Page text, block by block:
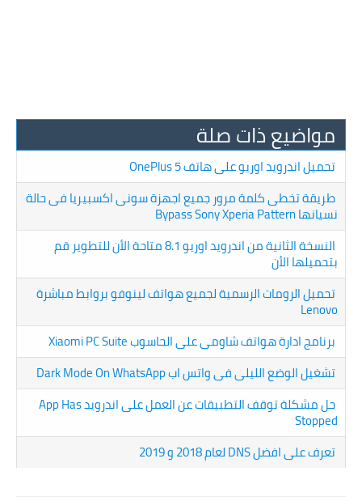
مواضيع ذات صلة
تحميل اندرويد اوريو على هاتف OnePlus 5
طريقة تخطى كلمة مرور جميع اجهزة سونى اكسبيريا فى حالة
نسيانها Bypass Sony Xperia Pattern
النسخة الثانية من اندرويد اوريو 8.1 متاحة الأن للتطوير قم
بتحميلها الأن
تحميل الرومات الرسمية لجميع هواتف لينوفو بروابط مباشرة
Lenovo
برنامج ادارة هواتف شاومى على الحاسوب Xiaomi PC Suite
تشغيل الوضع الليلى فى واتس اب Dark Mode On WhatsApp
حل مشكلة توقف التطبيقات عن العمل على اندرويد App Has
Stopped
تعرف على افضل DNS لعام 2018 و 2019